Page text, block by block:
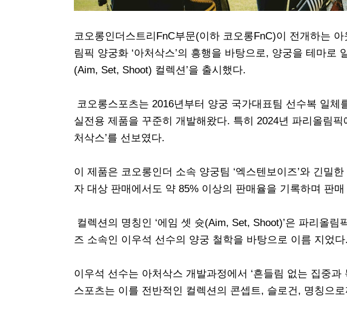
코오롱인더스트리FnC부문(이하 코오롱FnC)이 전개하는
림픽 양궁화 ‘아처삭스’의 흥행을 바탕으로, 양궁을 테마로
(Aim, Set, Shoot) 컬렉션’을 출시했다.
코오롱스포츠는 2016년부터 양궁 국가대표팀 선수복 일체
실전용 제품을 꾸준히 개발해왔다. 특히 2024년 파리올림
처삭스’를 선보였다.
이 제품은 코오롱인더 소속 양궁팀 ‘엑스텐보이즈’와 긴밀
자 대상 판매에서도 약 85% 이상의 판매율을 기록하며 판
컬렉션의 명칭인 ‘에임 셋 슛(Aim, Set, Shoot)’은 파리올
즈 소속인 이우석 선수의 양궁 철학을 바탕으로 이름 지었다.
이우석 선수는 아처삭스 개발과정에서 ‘흔들림 없는 집중
스포츠는 이를 전반적인 컬렉션의 콘셉트, 슬로건, 명칭으